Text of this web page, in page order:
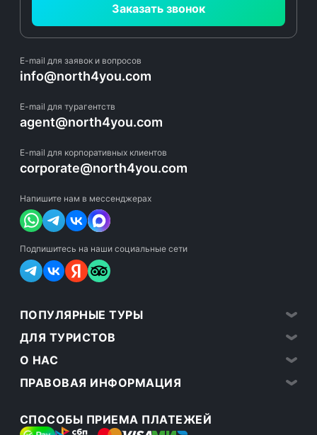
Заказать звонок
E-mail для заявок и вопросов
info@north4you.com
E-mail для турагентств
agent@north4you.com
E-mail для корпоративных клиентов
corporate@north4you.com
Напишите нам в мессенджерах
Подпишитесь на наши социальные сети
ПОПУЛЯРНЫЕ ТУРЫ
ДЛЯ ТУРИСТОВ
О НАС
ПРАВОВАЯ ИНФОРМАЦИЯ
СПОСОБЫ ПРИЕМА ПЛАТЕЖЕЙ